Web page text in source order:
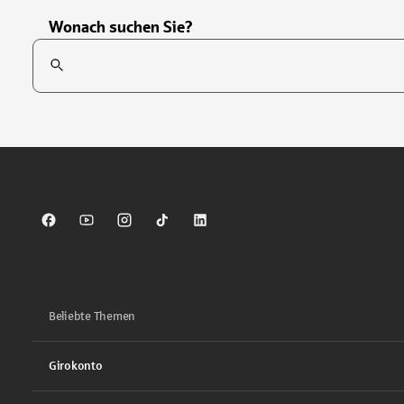
Wonach suchen Sie?
Suchfeld
Sparkasse auf Facebook
Sparkasse auf Youtube
Sparkasse auf Instagram
Sparkasse auf TikTok
Sparkasse auf LinkedIn
Beliebte Themen
Girokonto